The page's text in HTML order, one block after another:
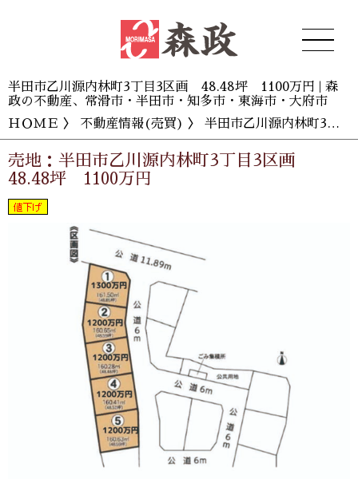
半田市乙川源内林町3丁目3区画 48.48坪 1100万円 | 森
政の不動産、常滑市・半田市・知多市・東海市・大府市
ＨＯＭＥ 〉 不動産情報(売買) 〉 半田市乙川源内林町3丁目3区画 48.48坪 1100万円
売地：半田市乙川源内林町3丁目3区画
48.48坪 1100万円